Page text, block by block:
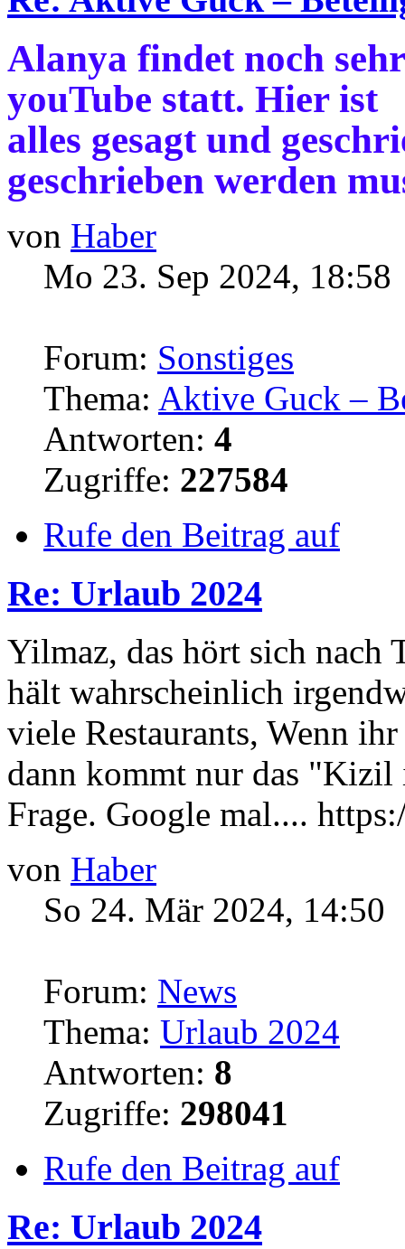
Alanya findet noch
youTube statt. Hier ist
alles gesagt und
geschrieben werden
von Haber
Mo 23. Sep 2024, 18:58
Forum: Sonstiges
Thema: Aktive Guck –
Antworten: 4
Zugriffe: 227584
Rufe den Beitrag auf
Re: Urlaub 2024
Yilmaz, das hört sich nach
hält wahrscheinlich
viele Restaurants, Wenn
dann kommt nur das
Frage. Google mal....
von Haber
So 24. Mär 2024, 14:50
Forum: News
Thema: Urlaub 2024
Antworten: 8
Zugriffe: 298041
Rufe den Beitrag auf
Re: Urlaub 2024